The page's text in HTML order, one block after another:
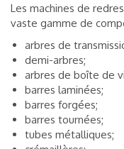
Les machines de
vaste gamme de
arbres de
demi-arbres;
arbres de boîte de
barres laminées;
barres forgées;
barres tournées;
tubes métalliques;